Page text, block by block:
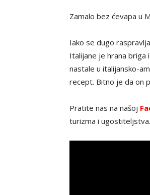
Zamalo bez ćevapa u
Iako se dugo
Italijane je hrana briga
nastale u italijansko-
recept. Bitno je da on
Pratite nas na našoj
turizma i ugostiteljstva.